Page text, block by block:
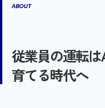
ABOUT
従業員の運転は
育てる時代へ